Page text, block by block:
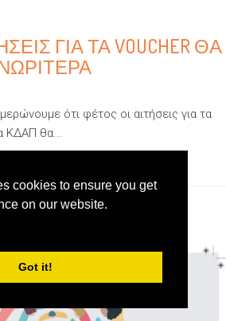
cookies to ensure you get
on our website.
Got it!
ΓΙΑ ΤΑ VOUCHER ΘΑ
ότι φέτος οι αιτήσεις για τα
ΚΔΑΠ θα...